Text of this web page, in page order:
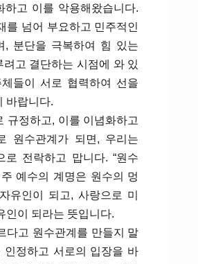
하고 이를 악용해왔습니다.
를 넘어 부요하고 민주적인
, 분단을 극복하여 힘 있는
고 결단하는 시점에 와 있
들이 서로 협력하여 선을
바랍니다.
규정하고, 이를 이념화하고
원수관계가 되면, 우리는
로 전락하고 맙니다. “원수
예수의 계명은 원수의 멍
유인이 되고, 사랑으로 미
인이 되라는 뜻입니다.
다고 원수관계를 만들지 말
인정하고 서로의 입장을 바